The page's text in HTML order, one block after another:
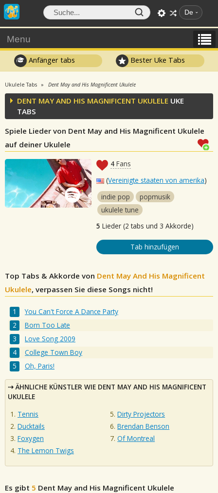
De
Menu
Anfänger tabs Bester Uke Tabs
Ukulele Tabs Dent May and His Magnificent Ukulele
DENT MAY AND HIS MAGNIFICENT UKULELE UKE
TABS
Spiele Lieder von Dent May and His Magnificent Ukulele
auf deiner Ukulele
4 Fans
(Vereinigte staaten von amerika)
indie pop
popmusik
ukulele tune
5 Lieder (2 tabs und 3 Akkorde)
Tab hinzufügen
Top Tabs & Akkorde von Dent May And His Magnificent
Ukulele, verpassen Sie diese Songs nicht!
You Can't Force A Dance Party
Born Too Late
Love Song 2009
College Town Boy
Oh, Paris!
ÄHNLICHE KÜNSTLER WIE DENT MAY AND HIS MAGNIFICENT
UKULELE
Tennis
Ducktails
Foxygen
The Lemon Twigs
Dirty Projectors
Brendan Benson
Of Montreal
Es gibt 5 Dent May and His Magnificent Ukulele